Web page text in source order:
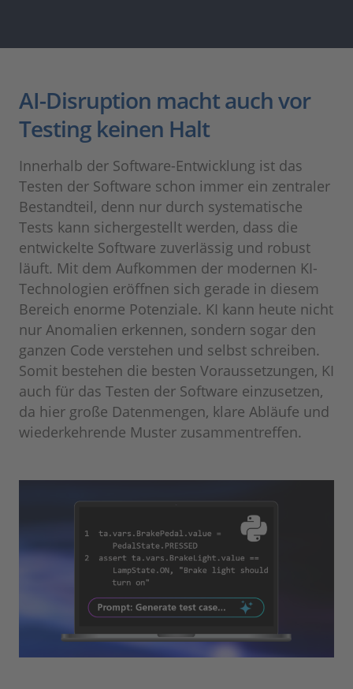
AI-Disruption macht auch vor
Testing keinen Halt
Innerhalb der Software-Entwicklung ist das
Testen der Software schon immer ein zentraler
Bestandteil, denn nur durch systematische
Tests kann sichergestellt werden, dass die
entwickelte Software zuverlässig und robust
läuft. Mit dem Aufkommen der modernen KI-
Technologien eröffnen sich gerade in diesem
Bereich enorme Potenziale. KI kann heute nicht
nur Anomalien erkennen, sondern sogar den
ganzen Code verstehen und selbst schreiben.
Somit bestehen die besten Voraussetzungen, KI
auch für das Testen der Software einzusetzen,
da hier große Datenmengen, klare Abläufe und
wiederkehrende Muster zusammentreffen.